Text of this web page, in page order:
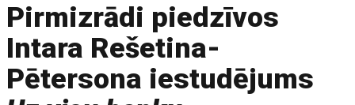
Pirmizrādi piedzīvos
Intara Rešetina-
Pētersona iestudējums